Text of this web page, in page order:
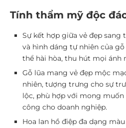
Tính thẩm mỹ độc
Sự kết hợp giữa vẻ đẹp sang
và hình dáng tự nhiên của
thể hài hòa, thu hút mọi ánh
Gỗ lũa mang vẻ đẹp mộc
nhiên, tượng trưng cho sự
lộc, phù hợp với mong muốn
công cho doanh nghiệp.
Hoa lan hồ điệp đa dạng